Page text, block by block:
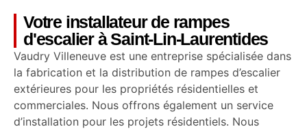
Votre installateur de rampes
d'escalier à Saint-Lin-Laurentides
Vaudry Villeneuve est une entreprise spécialisée dans
la fabrication et la distribution de rampes d’escalier
extérieures pour les propriétés résidentielles et
commerciales. Nous offrons également un service
d’installation pour les projets résidentiels. Nous